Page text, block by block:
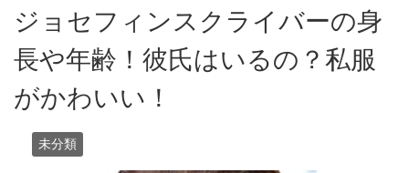
ジョセフィンスクライバーの身
長や年齢！彼氏はいるの？私服
がかわいい！
未分類